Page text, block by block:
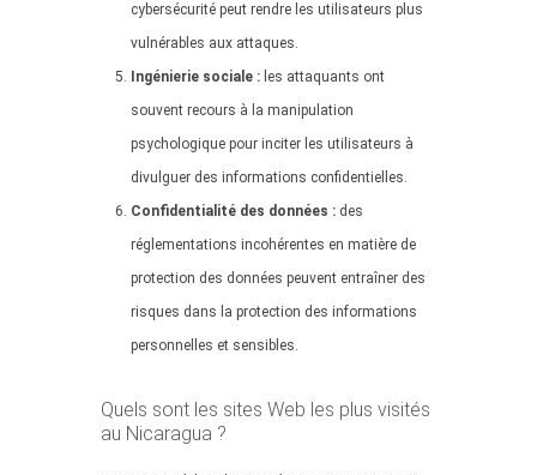
cybersécurité peut rendre les utilisateurs plus
vulnérables aux attaques.
Ingénierie sociale : les attaquants ont
souvent recours à la manipulation
psychologique pour inciter les utilisateurs à
divulguer des informations confidentielles.
Confidentialité des données : des
réglementations incohérentes en matière de
protection des données peuvent entraîner des
risques dans la protection des informations
personnelles et sensibles.
Quels sont les sites Web les plus visités
au Nicaragua ?